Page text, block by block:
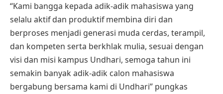
“Kami bangga kepada adik-adik mahasiswa yang
selalu aktif dan produktif membina diri dan
berproses menjadi generasi muda cerdas, terampil,
dan kompeten serta berkhlak mulia, sesuai dengan
visi dan misi kampus Undhari, semoga tahun ini
semakin banyak adik-adik calon mahasiswa
bergabung bersama kami di Undhari” pungkas